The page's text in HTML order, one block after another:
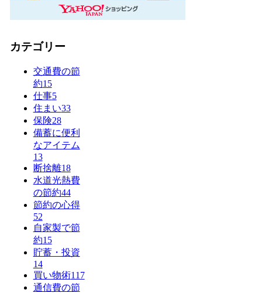
カテゴリー
交通費の節
約15
仕事5
住まい33
保険28
備蓄に便利
なアイテム
13
断捨離18
水道光熱費
の節約44
節約の心得
52
自家製で節
約15
貯蓄・投資
14
買い物術117
通信費の節